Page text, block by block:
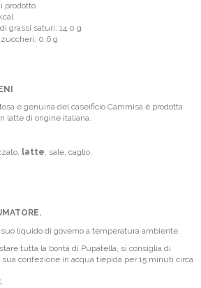
prodotto
grassi saturi: 14,0 g
0,6 g
e genuina del caseificio Cammisa è prodotta
latte di origine italiana.
latte, sale, caglio.
liquido di governo a temperatura ambiente.
tutta la bontà di Pupatella, si consiglia di
confezione in acqua tiepida per 15 minuti circa